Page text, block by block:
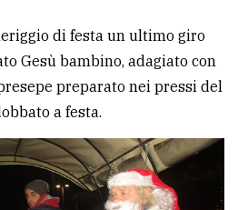
di festa un ultimo giro
Gesù bambino, adagiato con
preparato nei pressi del
a festa.